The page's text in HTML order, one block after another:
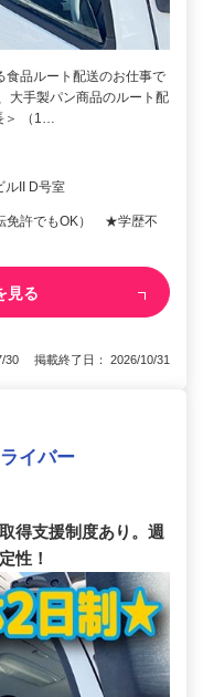
食品ルート配送のお仕事で
大手製パン商品のルート配
（1…
ルII D号室
免許でもOK） ★学歴不
見る
30 掲載終了日： 2026/10/31
イバー
得支援制度あり。週
性！